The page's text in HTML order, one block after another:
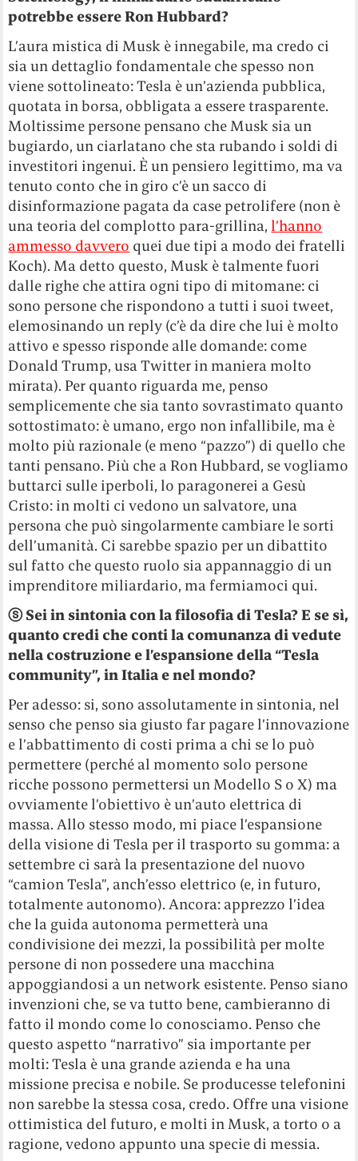
potrebbe essere Ron Hubbard?
L’aura mistica di Musk è innegabile, ma credo ci
sia un dettaglio fondamentale che spesso non
viene sottolineato: Tesla è un’azienda pubblica,
quotata in borsa, obbligata a essere trasparente.
Moltissime persone pensano che Musk sia un
bugiardo, un ciarlatano che sta rubando i soldi di
investitori ingenui. È un pensiero legittimo, ma va
tenuto conto che in giro c’è un sacco di
disinformazione pagata da case petrolifere (non è
una teoria del complotto para-grillina, l’hanno
ammesso davvero quei due tipi a modo dei fratelli
Koch). Ma detto questo, Musk è talmente fuori
dalle righe che attira ogni tipo di mitomane: ci
sono persone che rispondono a tutti i suoi tweet,
elemosinando un reply (c’è da dire che lui è molto
attivo e spesso risponde alle domande: come
Donald Trump, usa Twitter in maniera molto
mirata). Per quanto riguarda me, penso
semplicemente che sia tanto sovrastimato quanto
sottostimato: è umano, ergo non infallibile, ma è
molto più razionale (e meno “pazzo”) di quello che
tanti pensano. Più che a Ron Hubbard, se vogliamo
buttarci sulle iperboli, lo paragonerei a Gesù
Cristo: in molti ci vedono un salvatore, una
persona che può singolarmente cambiare le sorti
dell’umanità. Ci sarebbe spazio per un dibattito
sul fatto che questo ruolo sia appannaggio di un
imprenditore miliardario, ma fermiamoci qui.
ⓢ Sei in sintonia con la filosofia di Tesla? E se sì,
quanto credi che conti la comunanza di vedute
nella costruzione e l’espansione della “Tesla
community”, in Italia e nel mondo?
Per adesso: si, sono assolutamente in sintonia, nel
senso che penso sia giusto far pagare l’innovazione
e l’abbattimento di costi prima a chi se lo può
permettere (perché al momento solo persone
ricche possono permettersi un Modello S o X) ma
ovviamente l’obiettivo è un’auto elettrica di
massa. Allo stesso modo, mi piace l’espansione
della visione di Tesla per il trasporto su gomma: a
settembre ci sarà la presentazione del nuovo
“camion Tesla”, anch’esso elettrico (e, in futuro,
totalmente autonomo). Ancora: apprezzo l’idea
che la guida autonoma permetterà una
condivisione dei mezzi, la possibilità per molte
persone di non possedere una macchina
appoggiandosi a un network esistente. Penso siano
invenzioni che, se va tutto bene, cambieranno di
fatto il mondo come lo conosciamo. Penso che
questo aspetto “narrativo” sia importante per
molti: Tesla è una grande azienda e ha una
missione precisa e nobile. Se producesse telefonini
non sarebbe la stessa cosa, credo. Offre una visione
ottimistica del futuro, e molti in Musk, a torto o a
ragione, vedono appunto una specie di messia.